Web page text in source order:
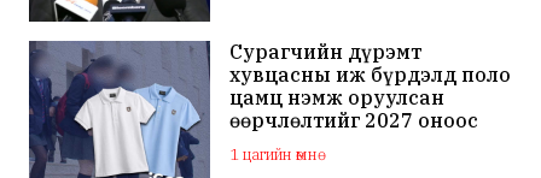
Сурагчийн дүрэмт
хувцасны иж бүрдэлд поло
цамц нэмж оруулсан
өөрчлөлтийг 2027 оноос
мөрдөхөөр тусгажээ
1 цагийн өмнө